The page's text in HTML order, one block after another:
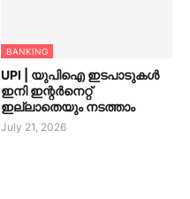
BANKING
UPI | യുപിഐ ഇടപാടുകൾ
ഇനി ഇന്റർനെറ്റ്
ഇല്ലാതെയും നടത്താം
July 21, 2026